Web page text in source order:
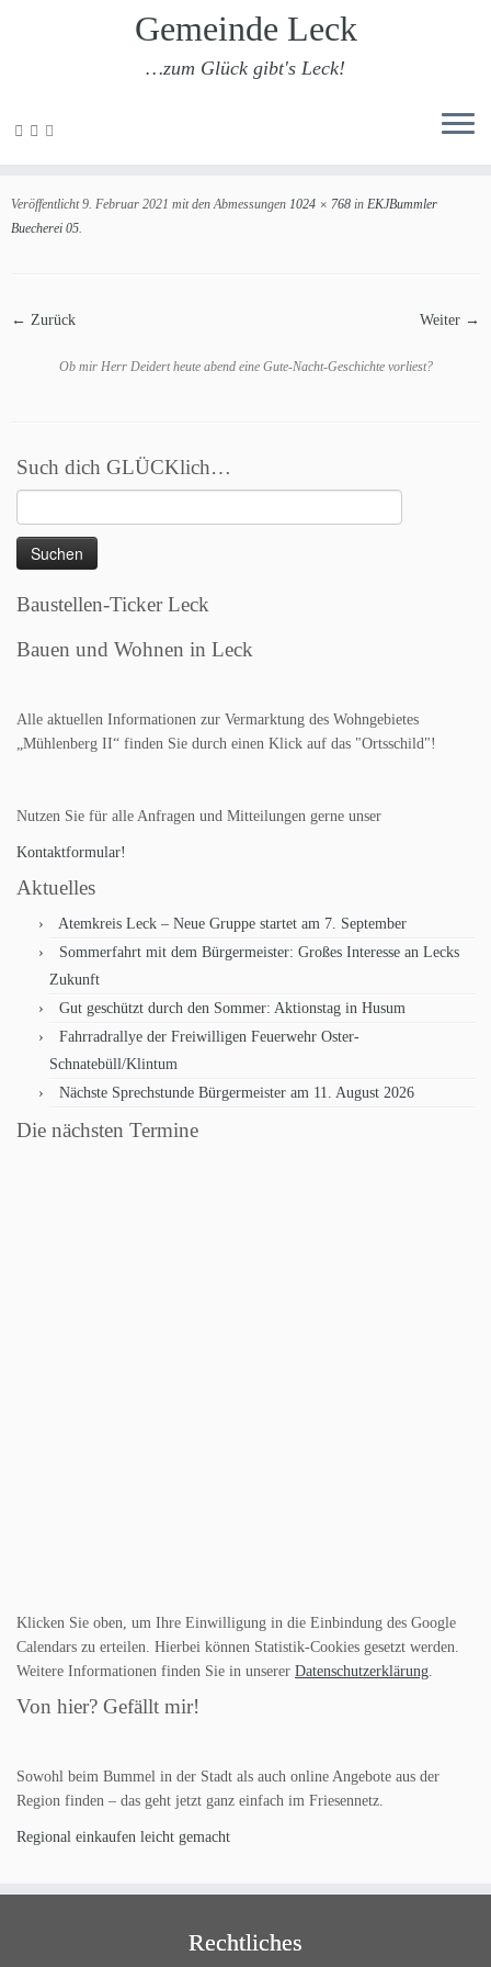
Zum
Gemeinde Leck
…zum Glück gibt's Leck!
Veröffentlicht 9. Februar 2021 mit den Abmessungen 1024 × 768 in EKJBummler
Buecherei 05.
← Zurück Weiter →
Ob mir Herr Deidert heute abend eine Gute-Nacht-Geschichte vorliest?
Such dich GLÜCKlich…
nach:
Baustellen-Ticker Leck
Bauen und Wohnen in Leck
Alle aktuellen Informationen zur Vermarktung des Wohngebietes
„Mühlenberg II“ finden Sie durch einen Klick auf das "Ortsschild"!
Nutzen Sie für alle Anfragen und Mitteilungen gerne unser
Kontaktformular!
Aktuelles
Atemkreis Leck – Neue Gruppe startet am 7. September
Sommerfahrt mit dem Bürgermeister: Großes Interesse an Lecks
Zukunft
Gut geschützt durch den Sommer: Aktionstag in Husum
Fahrradrallye der Freiwilligen Feuerwehr Oster-
Schnatebüll/Klintum
Nächste Sprechstunde Bürgermeister am 11. August 2026
Die nächsten Termine
Klicken Sie oben, um Ihre Einwilligung in die Einbindung des Google
Calendars zu erteilen. Hierbei können Statistik-Cookies gesetzt werden.
Weitere Informationen finden Sie in unserer Datenschutzerklärung.
Von hier? Gefällt mir!
Sowohl beim Bummel in der Stadt als auch online Angebote aus der
Region finden – das geht jetzt ganz einfach im Friesennetz.
Regional einkaufen leicht gemacht
Rechtliches